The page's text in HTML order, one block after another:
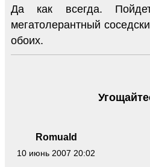
Да как всегда.
мегатолерантный
обоих.
Romuald
10 июнь 2007 20:02